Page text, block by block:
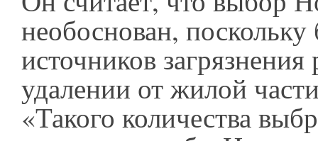
необоснован,
источников
удалении от жилой
«Такого количества